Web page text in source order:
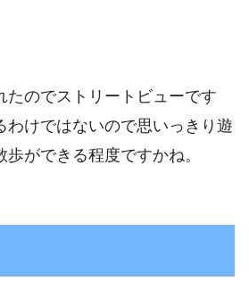
たのでストリートビューです
わけではないので思いっきり遊
ができる程度ですかね。